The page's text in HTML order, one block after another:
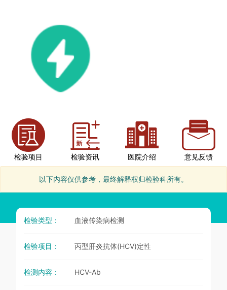
检验项目 检验资讯 医院介绍 意见反馈
以下内容仅供参考，最终解释权归检验科所有。
检验类型： 血液传染病检测
检验项目： 丙型肝炎抗体(HCV)定性
检测内容： HCV-Ab